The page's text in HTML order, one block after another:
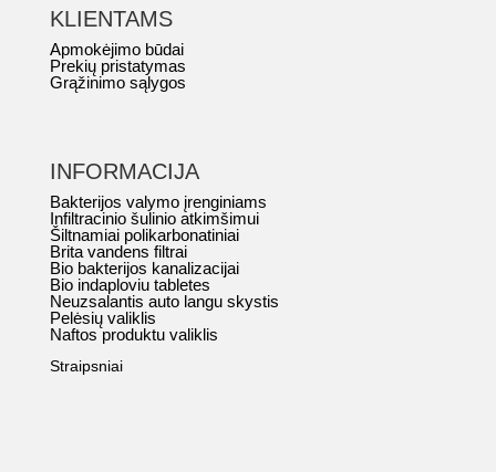
KLIENTAMS
Apmokėjimo būdai
Prekių pristatymas
Grąžinimo sąlygos
INFORMACIJA
Bakterijos valymo įrenginiams
Infiltracinio šulinio atkimšimui
Šiltnamiai polikarbonatiniai
Brita vandens filtrai
Bio bakterijos kanalizacijai
Bio indaploviu tabletes
Neuzsalantis auto langu skystis
Pelėsių valiklis
Naftos produktu valiklis
Straipsniai